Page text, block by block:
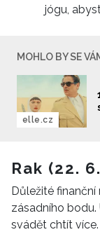
jógu,
MOHLO BY SE
elle.cz
Rak (22.
Důležité
zásadního bodu.
svádět chtít